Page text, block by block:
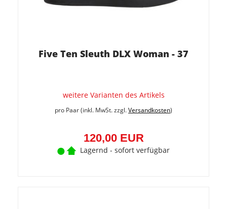
Five Ten Sleuth DLX Woman - 37
weitere Varianten des Artikels
pro Paar (inkl. MwSt. zzgl.Versandkosten)
120,00 EUR
Lagernd - sofort verfügbar